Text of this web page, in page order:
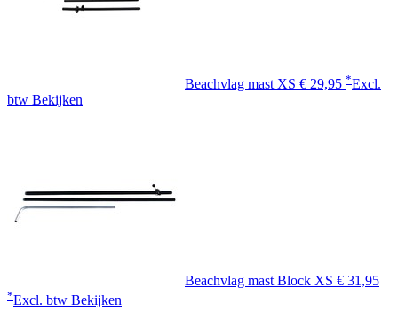
Beachvlag mast XS € 29,95 *Excl.
btw Bekijken
Beachvlag mast Block XS € 31,95
*Excl. btw Bekijken